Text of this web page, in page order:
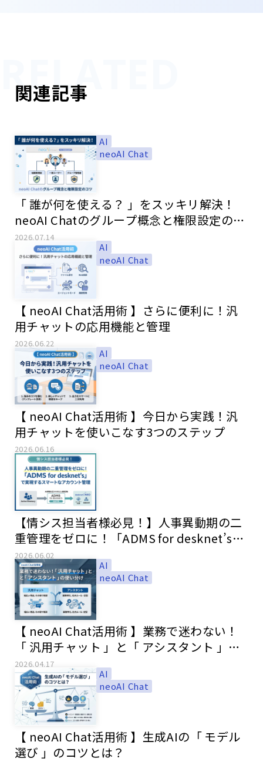
関連記事
AI
neoAI Chat
「 誰が何を使える？ 」をスッキリ解決！
neoAI Chatのグループ概念と権限設定のコ
ツ
2026.07.14
AI
neoAI Chat
【 neoAI Chat活用術 】さらに便利に！汎
用チャットの応用機能と管理
2026.06.22
AI
neoAI Chat
【 neoAI Chat活用術 】今日から実践！汎
用チャットを使いこなす3つのステップ
2026.06.16
【情シス担当者様必見！】人事異動期の二
重管理をゼロに！「ADMS for desknet’s」
で実現するスマートなアカウント管理
2026.06.02
AI
neoAI Chat
【 neoAI Chat活用術 】業務で迷わない！
「 汎用チャット 」と「 アシスタント 」の
使い分け
2026.04.17
AI
neoAI Chat
【 neoAI Chat活用術 】生成AIの「 モデル
選び 」のコツとは？